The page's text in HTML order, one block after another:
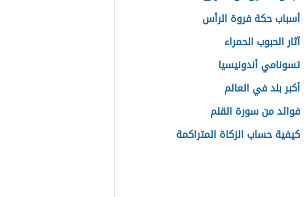
أسباب حكة فروة الرأس
آثار الحبوب الحمراء
تسونامي أندونيسيا
أكبر بلد في العالم
فوائد من سورة القلم
كيفية حساب الزكاة المتراكمة